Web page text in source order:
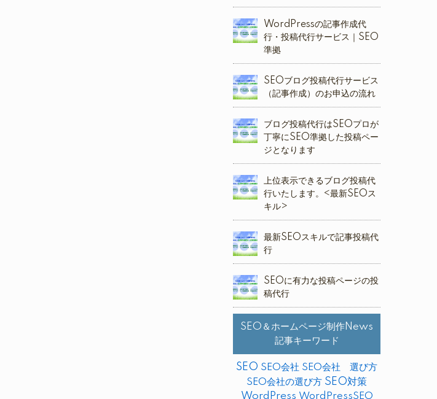
WordPressの記事作成代
行・投稿代行サービス｜SEO
準拠
SEOブログ投稿代行サービス
（記事作成）のお申込の流れ
ブログ投稿代行はSEOプロが
丁寧にSEO準拠した投稿ペー
ジとなります
上位表示できるブログ投稿代
行いたします。<最新SEOス
キル>
最新SEOスキルで記事投稿代
行
SEOに有力な投稿ページの投
稿代行
SEO＆ホームページ制作News
記事キーワード
SEO SEO会社 SEO会社 選び方
SEO会社の選び方 SEO対策
WordPress WordPressSEO